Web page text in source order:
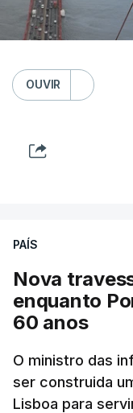
OUVIR
PAÍS
Nova
enquanto
60 anos
O ministro das
ser construida
Lisboa para